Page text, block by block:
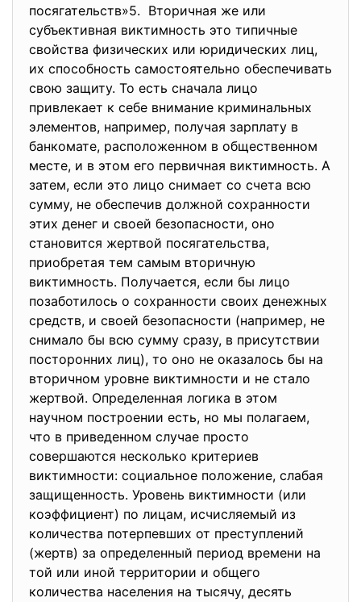
посягательств»5. Вторичная же или
субъективная виктимность это типичные
свойства физических или юридических лиц,
их способность самостоятельно обеспечивать
свою защиту. То есть сначала лицо
привлекает к себе внимание криминальных
элементов, например, получая зарплату в
банкомате, расположенном в общественном
месте, и в этом его первичная виктимность. А
затем, если это лицо снимает со счета всю
сумму, не обеспечив должной сохранности
этих денег и своей безопасности, оно
становится жертвой посягательства,
приобретая тем самым вторичную
виктимность. Получается, если бы лицо
позаботилось о сохранности своих денежных
средств, и своей безопасности (например, не
снимало бы всю сумму сразу, в присутствии
посторонних лиц), то оно не оказалось бы на
вторичном уровне виктимности и не стало
жертвой. Определенная логика в этом
научном построении есть, но мы полагаем,
что в приведенном случае просто
совершаются несколько критериев
виктимности: социальное положение, слабая
защищенность. Уровень виктимности (или
коэффициент) по лицам, исчисляемый из
количества потерпевших от преступлений
(жертв) за определенный период времени на
той или иной территории и общего
количества населения на тысячу, десять